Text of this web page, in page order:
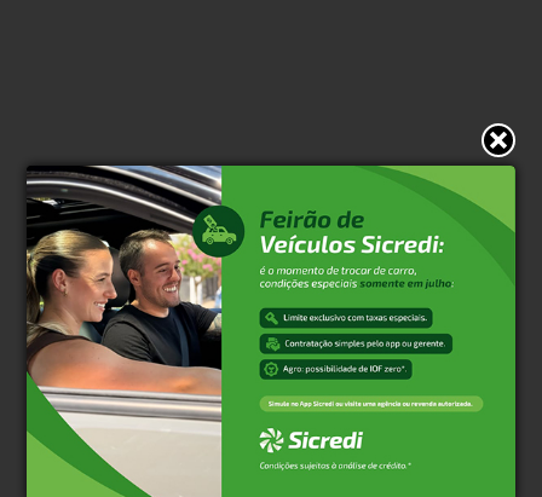
* O conteúdo de cada comentário é de responsabilidade de quem
realizá-lo. Nos reservamos ao direito de reprovar ou eliminar
comentários em desacordo com o propósito do site ou que
contenham palavras ofensivas.